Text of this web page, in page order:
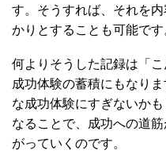
す。そうすれば、それを
かりとすることも可能です
何よりそうした記録は「
成功体験の蓄積にもなり
な成功体験にすぎないか
なることで、成功への道
がっていくのです。